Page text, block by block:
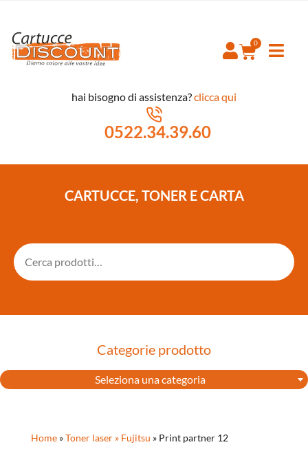
hai bisogno di assistenza?clicca qui
0522.34.39.60
CARTUCCE, TONER E CARTA
Categorie prodotto
Seleziona una categoria
Home »Toner laser » Fujitsu » Print partner 12